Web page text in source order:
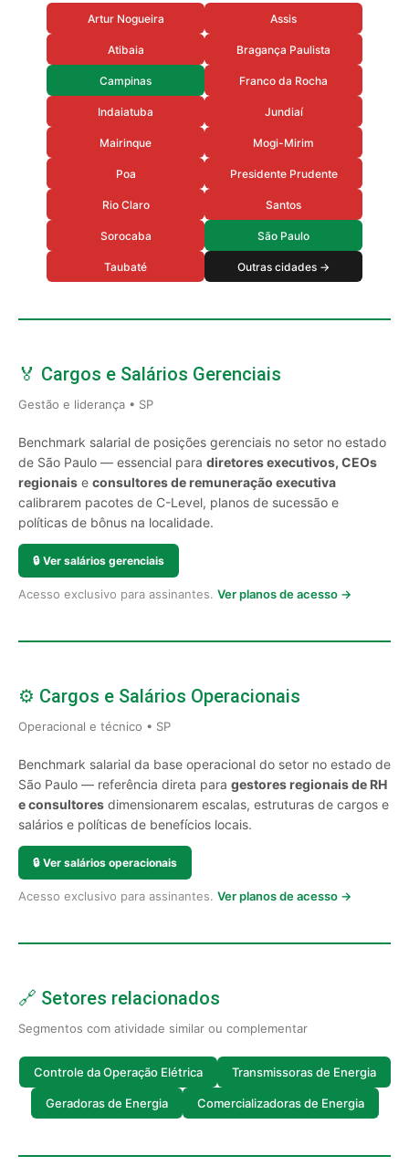
Artur Nogueira Assis
Atibaia Bragança Paulista
Campinas Franco da Rocha
Indaiatuba Jundiaí
Mairinque Mogi-Mirim
Poa Presidente Prudente
Rio Claro Santos
Sorocaba São Paulo
Taubaté Outras cidades →
🏅 Cargos e Salários Gerenciais
Gestão e liderança • SP
Benchmark salarial de posições gerenciais no setor no estado
de São Paulo — essencial para diretores executivos, CEOs
regionais e consultores de remuneração executiva
calibrarem pacotes de C-Level, planos de sucessão e
políticas de bônus na localidade.
🔒 Ver salários gerenciais
Acesso exclusivo para assinantes. Ver planos de acesso →
⚙️ Cargos e Salários Operacionais
Operacional e técnico • SP
Benchmark salarial da base operacional do setor no estado de
São Paulo — referência direta para gestores regionais de RH
e consultores dimensionarem escalas, estruturas de cargos e
salários e políticas de benefícios locais.
🔒 Ver salários operacionais
Acesso exclusivo para assinantes. Ver planos de acesso →
🔗 Setores relacionados
Segmentos com atividade similar ou complementar
Controle da Operação Elétrica Transmissoras de Energia
Geradoras de Energia Comercializadoras de Energia